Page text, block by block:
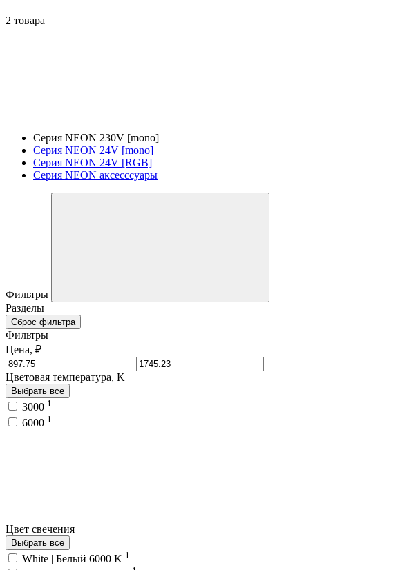
2 товара
Серия NEON 230V [mono]
Серия NEON 24V [mono]
Серия NEON 24V [RGB]
Серия NEON аксесссуары
Фильтры
Разделы
Сброс фильтра
Фильтры
Цена, ₽
Цветовая температура, K
Выбрать все
3000 1
6000 1
Цвет свечения
Выбрать все
White | Белый 6000 K 1